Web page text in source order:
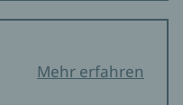
Mehr erfahren